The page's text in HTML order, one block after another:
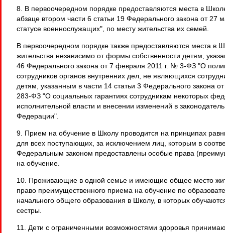
8. В первоочередном порядке предоставляются места в
абзаце втором части 6 статьи 19 Федерального закона от
статусе военнослужащих", по месту жительства их семей.
В первоочередном порядке также предоставляются места в
жительства независимо от формы собственности детям,
46 Федерального закона от 7 февраля 2011 г. № 3-ФЗ "О
сотрудников органов внутренних дел, не являющихся
детям, указанным в части 14 статьи 3 Федерального закона
283-ФЗ "О социальных гарантиях сотрудникам некоторых
исполнительной власти и внесении изменений в
Федерации".
9. Прием на обучение в Школу проводится на принципах
для всех поступающих, за исключением лиц, которым в
Федеральным законом предоставлены особые права
на обучение.
10. Проживающие в одной семье и имеющие общее место
право преимущественного приема на обучение по
начального общего образования в Школу, в которых
сестры.
11. Дети с ограниченными возможностями здоровья